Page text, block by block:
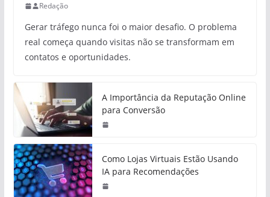
Redação
Gerar tráfego nunca foi o maior desafio. O problema
real começa quando visitas não se transformam em
contatos e oportunidades.
A Importância da Reputação Online
para Conversão
Como Lojas Virtuais Estão Usando
IA para Recomendações